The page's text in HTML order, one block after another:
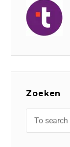
Zoeken